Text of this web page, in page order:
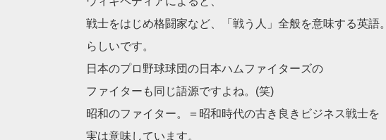
戦士をはじめ格闘家など、「戦う人」全般を意味する英語。
らしいです。
日本のプロ野球球団の日本ハムファイターズの
ファイターも同じ語源ですよね。(笑)
昭和のファイター。＝昭和時代の古き良きビジネス戦士を
実は意味しています。